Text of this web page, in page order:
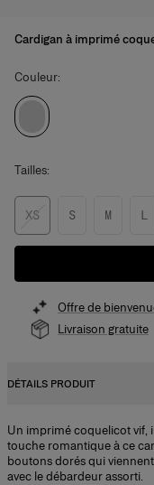
Cardigan à imprimé
Couleur:
Tailles:
XS S M L
Offre de
Livraison gratuite
DÉTAILS PRODUIT
Un imprimé coquelicot vif,
touche romantique à ce
boutons dorés qui
avec le débardeur assorti.